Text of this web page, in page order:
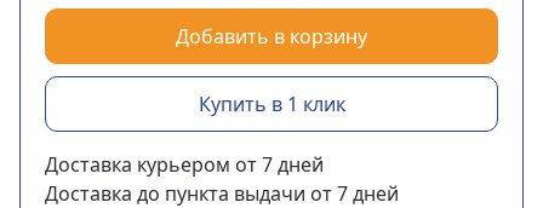
Добавить в корзину
Купить в 1 клик
Доставка курьером от 7дней
Доставка до пункта выдачи от 7дней